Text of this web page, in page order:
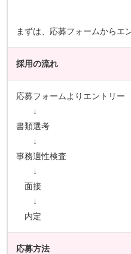
まずは、応募フォームからエ
採用の流れ
応募フォームよりエントリー
↓
書類選考
↓
事務適性検査
↓
面接
↓
内定
応募方法